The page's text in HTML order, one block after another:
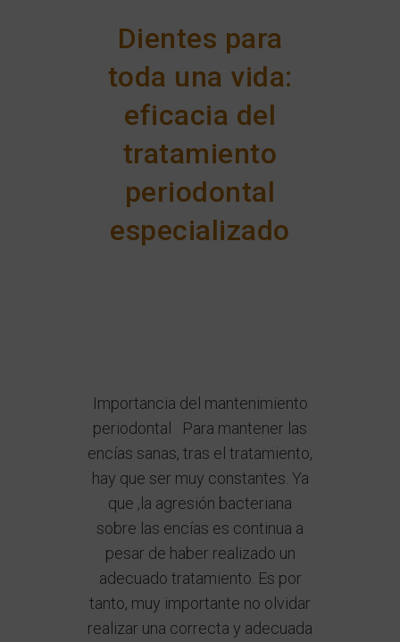
Dientes para
toda una vida:
eficacia del
tratamiento
periodontal
especializado
Importancia del mantenimiento
periodontal Para mantener las
encías sanas, tras el tratamiento,
hay que ser muy constantes. Ya
que ,la agresión bacteriana
sobre las encías es continua a
pesar de haber realizado un
adecuado tratamiento. Es por
tanto, muy importante no olvidar
realizar una correcta y adecuada